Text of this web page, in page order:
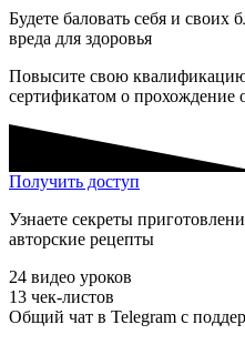
Будете баловать себя и своих
вреда для здоровья
Повысите свою
сертификатом о прохождение
Получить доступ
Узнаете секреты
авторские рецепты
24 видео уроков
13 чек-листов
Общий чат в Telegram с